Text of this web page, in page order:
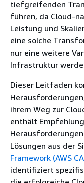
tiefgreifenden
führen, da Cloud-
Leistung und
eine solche
nur eine weitere
Infrastruktur
Dieser Leitfaden
ihrem Weg zur
enthält
Lösungen aus der
Framework (AWS
identifiziert